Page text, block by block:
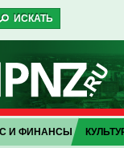
И ФИНАНСЫ